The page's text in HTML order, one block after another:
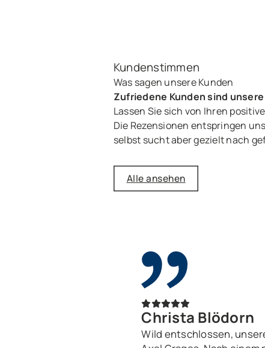
Kundenstimmen
Was sagen unsere Kunden
Zufriedene Kunden sind
Lassen Sie sich von Ihren
Die Rezensionen entspringen
selbst sucht aber gezielt nach
Alle ansehen
Christa Blödorn
Wild entschlossen,